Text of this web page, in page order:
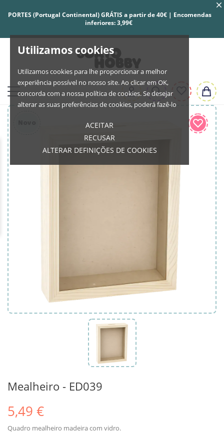
Utilizamos cookies
Utilizamos cookies para lhe proporcionar a melhor
experiência possível no nosso site. Ao clicar em OK,
concorda com a nossa política de cookies. Se desejar
alterar as suas preferências de cookies, poderá fazê-lo
ACEITAR
RECUSAR
ALTERAR DEFINIÇÕES DE COOKIES
PORTES (Portugal Continental) GRÁTIS a partir de 40€ | Encomendas
inferiores: 3,99€
Mealheiro - ED039
5,49 €
Quadro mealheiro madeira com vidro.